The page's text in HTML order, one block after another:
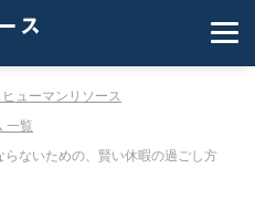
ューマンリソース
一覧
ないための、賢い休暇の過ごし方